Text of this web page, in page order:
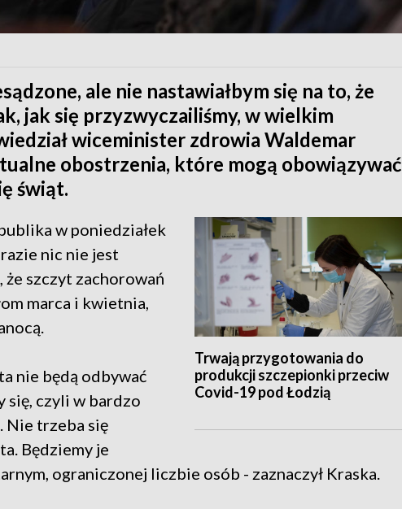
ale nie nastawiałbym się na to, że
jak się przyzwyczailiśmy, w wielkim
wiceminister zdrowia Waldemar
obostrzenia, które mogą obowiązywać
świąt.
Trwają przygotowania do
produkcji szczepionki przeciw
Covid-19 pod Łodzią
w poniedziałek
nic nie jest
że szczyt zachorowań
marca i kwietnia,
nie będą odbywać
się, czyli w bardzo
Nie trzeba się
Będziemy je
ograniczonej liczbie osób - zaznaczył Kraska.